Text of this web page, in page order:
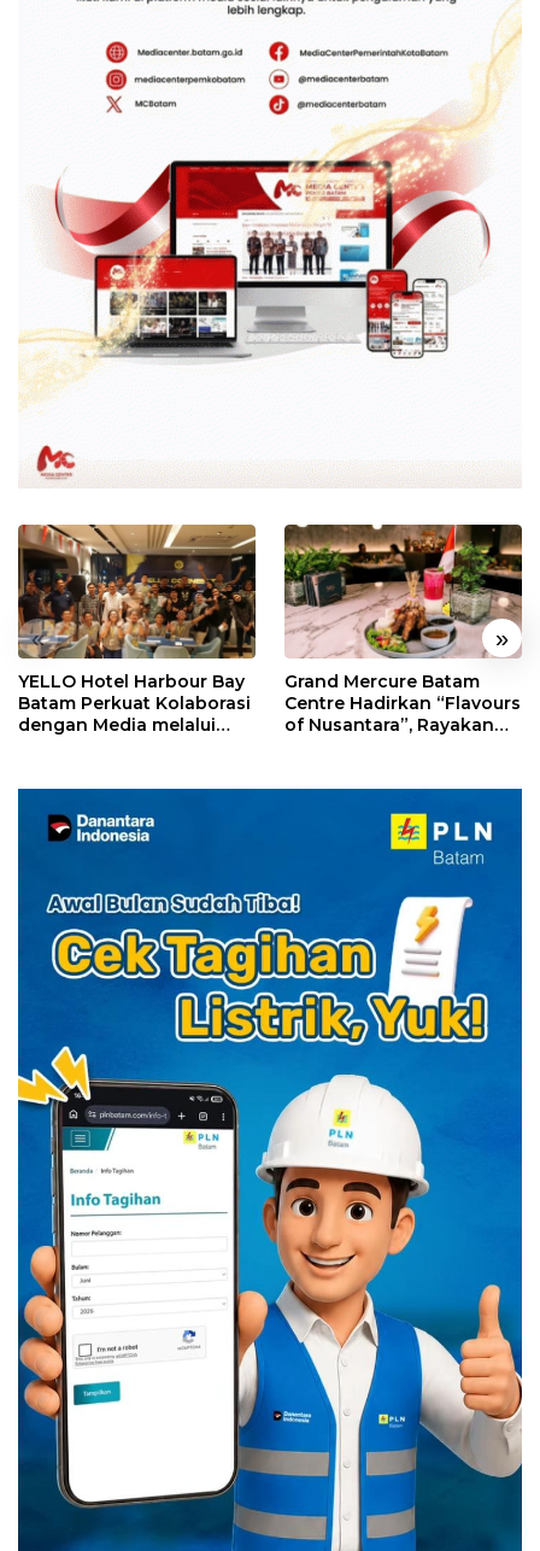
« »
YELLO Hotel Harbour Bay
Batam Perkuat Kolaborasi
dengan Media melalui
Grand Mercure Batam
Centre Hadirkan “Flavours
of Nusantara”, Rayakan